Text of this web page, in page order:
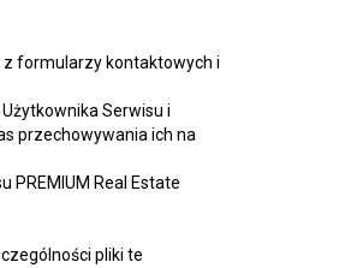
z formularzy kontaktowych i
Serwisu i
przechowywania ich na
Real Estate
pliki te